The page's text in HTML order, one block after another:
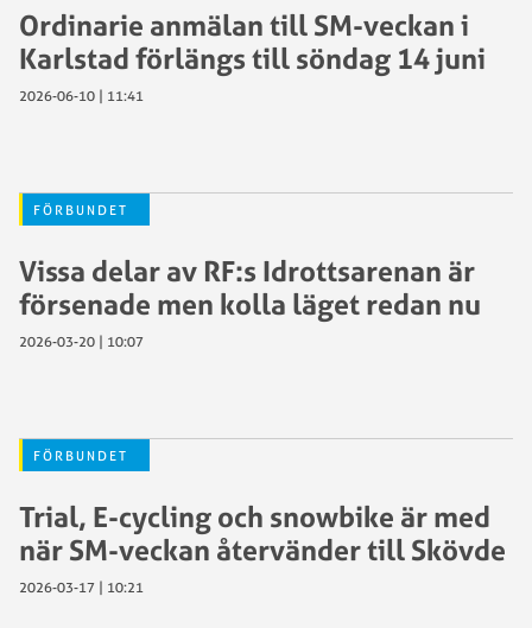
Ordinarie anmälan till SM-veckan i
Karlstad förlängs till söndag 14 juni
2026-06-10 | 11:41
FÖRBUNDET
Vissa delar av RF:s Idrottsarenan är
försenade men kolla läget redan nu
2026-03-20 | 10:07
FÖRBUNDET
Trial, E-cycling och snowbike är med
när SM-veckan återvänder till Skövde
2026-03-17 | 10:21